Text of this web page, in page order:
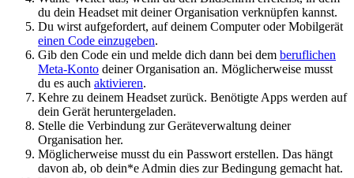
du dein Headset mit deiner Organisation verknüpfen kannst.
Du wirst aufgefordert, auf deinem Computer oder Mobilgerät
einen Code einzugeben.
Gib den Code ein und melde dich dann bei dem beruflichen
Meta-Konto deiner Organisation an. Möglicherweise musst
du es auch aktivieren.
Kehre zu deinem Headset zurück. Benötigte Apps werden auf
dein Gerät heruntergeladen.
Stelle die Verbindung zur Geräteverwaltung deiner
Organisation her.
Möglicherweise musst du ein Passwort erstellen. Das hängt
davon ab, ob dein*e Admin dies zur Bedingung gemacht hat.